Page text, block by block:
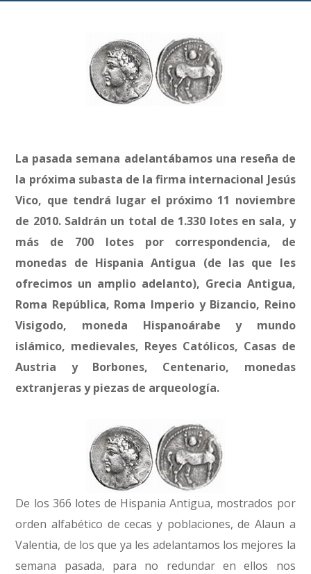
La pasada semana adelantábamos una reseña de
la próxima subasta de la firma internacional Jesús
Vico, que tendrá lugar el próximo 11 noviembre
de 2010. Saldrán un total de 1.330 lotes en sala, y
más de 700 lotes por correspondencia, de
monedas de Hispania Antigua (de las que les
ofrecimos un amplio adelanto), Grecia Antigua,
Roma República, Roma Imperio y Bizancio, Reino
Visigodo, moneda Hispanoárabe y mundo
islámico, medievales, Reyes Católicos, Casas de
Austria y Borbones, Centenario, monedas
extranjeras y piezas de arqueología.
De los 366 lotes de Hispania Antigua, mostrados por
orden alfabético de cecas y poblaciones, de Alaun a
Valentia, de los que ya les adelantamos los mejores la
semana pasada, para no redundar en ellos nos